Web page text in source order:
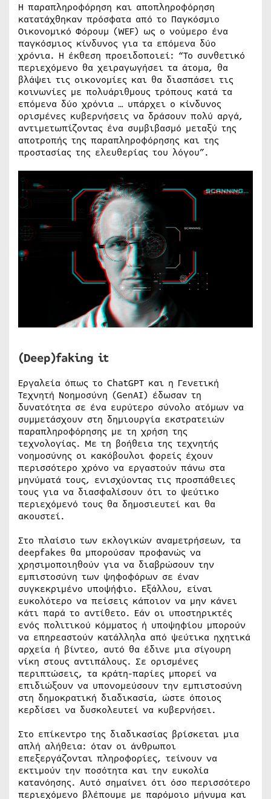
Η παραπληροφόρηση και αποπληροφόρηση
κατατάχθηκαν πρόσφατα από το Παγκόσμιο
Οικονομικό Φόρουμ (WEF) ως ο νούμερο ένα
παγκόσμιος κίνδυνος για τα επόμενα δύο
χρόνια. Η έκθεση προειδοποιεί: “Το συνθετικό
περιεχόμενο θα χειραγωγήσει τα άτομα, θα
βλάψει τις οικονομίες και θα διασπάσει τις
κοινωνίες με πολυάριθμους τρόπους κατά τα
επόμενα δύο χρόνια … υπάρχει ο κίνδυνος
ορισμένες κυβερνήσεις να δράσουν πολύ αργά,
αντιμετωπίζοντας ένα συμβιβασμό μεταξύ της
αποτροπής της παραπληροφόρησης και της
προστασίας της ελευθερίας του λόγου”.
(Deep)faking it
Εργαλεία όπως το ChatGPT και η Γενετική
Τεχνητή Νοημοσύνη (GenAI) έδωσαν τη
δυνατότητα σε ένα ευρύτερο σύνολο ατόμων να
συμμετάσχουν στη δημιουργία εκστρατειών
παραπληροφόρησης με τη χρήση της
τεχνολογίας. Με τη βοήθεια της τεχνητής
νοημοσύνης οι κακόβουλοι φορείς έχουν
περισσότερο χρόνο να εργαστούν πάνω στα
μηνύματά τους, ενισχύοντας τις προσπάθειες
τους για να διασφαλίσουν ότι το ψεύτικο
περιεχόμενό τους θα δημοσιευτεί και θα
ακουστεί.
Στο πλαίσιο των εκλογικών αναμετρήσεων, τα
deepfakes θα μπορούσαν προφανώς να
χρησιμοποιηθούν για να διαβρώσουν την
εμπιστοσύνη των ψηφοφόρων σε έναν
συγκεκριμένο υποψήφιο. Εξάλλου, είναι
ευκολότερο να πείσεις κάποιον να μην κάνει
κάτι παρά το αντίθετο. Εάν οι υποστηρικτές
ενός πολιτικού κόμματος ή υποψηφίου μπορούν
να επηρεαστούν κατάλληλα από ψεύτικα ηχητικά
αρχεία ή βίντεο, αυτό θα έδινε μια σίγουρη
νίκη στους αντιπάλους. Σε ορισμένες
περιπτώσεις, τα κράτη-παρίες μπορεί να
επιδιώξουν να υπονομεύσουν την εμπιστοσύνη
στη δημοκρατική διαδικασία, ώστε όποιος
κερδίσει να δυσκολευτεί να κυβερνήσει.
Στο επίκεντρο της διαδικασίας βρίσκεται μια
απλή αλήθεια: όταν οι άνθρωποι
επεξεργάζονται πληροφορίες, τείνουν να
εκτιμούν την ποσότητα και την ευκολία
κατανόησης. Αυτό σημαίνει ότι όσο περισσότερο
περιεχόμενο βλέπουμε με παρόμοιο μήνυμα και